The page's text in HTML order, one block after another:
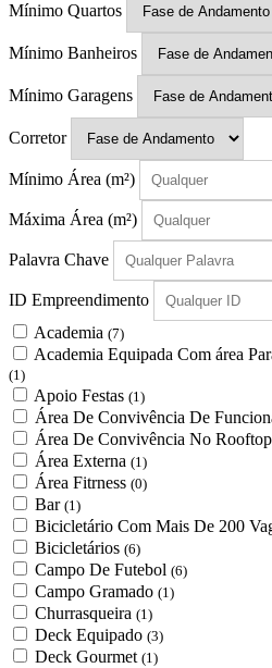
Mínimo Quartos
Mínimo Banheiros
Mínimo Garagens
Corretor
Mínimo Área (m²)
Máxima Área (m²)
Palavra Chave
ID Empreendimento
Academia (7)
Academia Equipada Com área
(1)
Apoio Festas (1)
Área De Convivência De
Área De Convivência No Rooftop
Área Externa (1)
Área Fitrness (0)
Bar (1)
Bicicletário Com Mais De 200
Bicicletários (6)
Campo De Futebol (6)
Campo Gramado (1)
Churrasqueira (1)
Deck Equipado (3)
Deck Gourmet (1)